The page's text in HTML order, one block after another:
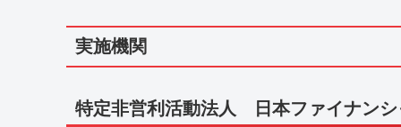
実施機関
特定非営利活動法人 日本ファイナンシ